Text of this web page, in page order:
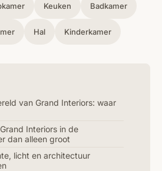
Keuken Badkamer
Hal Kinderkamer
van Grand Interiors: waar
Interiors in de
dan alleen groot
licht en architectuur